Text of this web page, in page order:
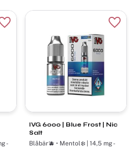
-
Lägg till i favoriter
IVG 6000 | Blue Frost | Nic
Salt
Blåbär🫐 • Mentol❄️ | 14,5 mg -